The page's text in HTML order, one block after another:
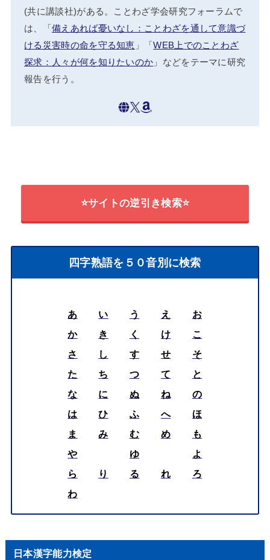
(共に講談社)がある。ことわざ学会研究フォーラムで
は、「備えあれば憂いなし：ことわざを通して意識づ
ける災害時の命を守る知恵 」「WEB上でのことわざ
探求：人々が何を知りたいのか 」などをテーマに研究
報告を行う。
⭐サイトの逆引き検索⭐
四字熟語を５０音別に検索
あ い う え
お
か
き く け
こ
さ
し す せ
そ
た
ち つ て
と
な
に ぬ ね
の
は
ひ ふ へ
ほ
ま
み む め
も
や
ゆ
よ
ら
り る れ
ろ
わ
日本漢字能力検定